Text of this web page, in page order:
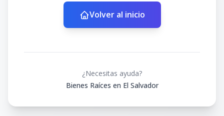
Volver al inicio
¿Necesitas ayuda?
Bienes Raíces en El Salvador